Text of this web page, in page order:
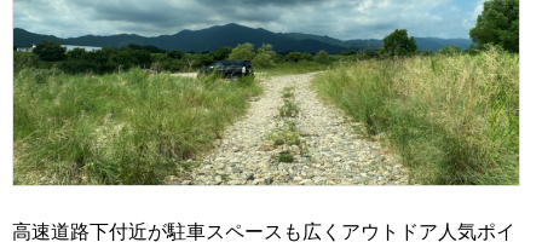
高速道路下付近が駐車スペースも広くアウトドア人気ポイ